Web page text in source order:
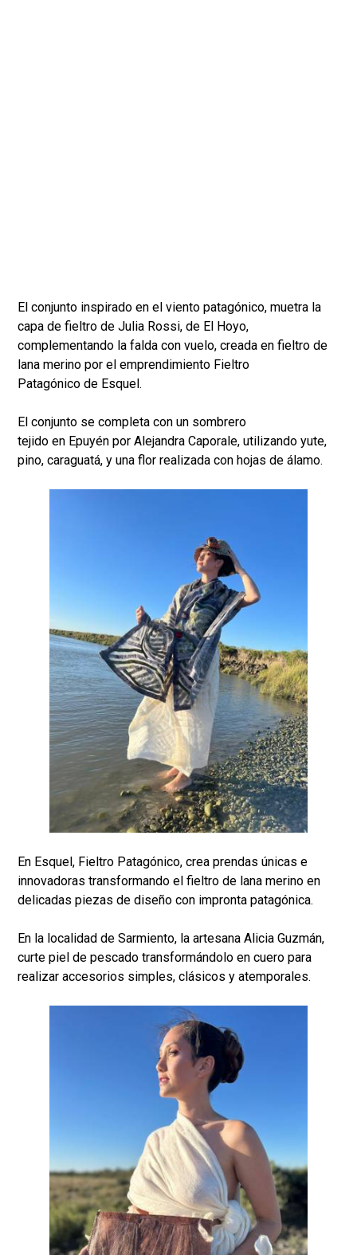
El conjunto inspirado en el viento patagónico, muetra la
capa de fieltro de Julia Rossi, de El Hoyo,
complementando la falda con vuelo, creada en fieltro de
lana merino por el emprendimiento Fieltro
Patagónico de Esquel.
El conjunto se completa con un sombrero
tejido en Epuyén por Alejandra Caporale, utilizando yute,
pino, caraguatá, y una flor realizada con hojas de álamo.
En Esquel, Fieltro Patagónico, crea prendas únicas e
innovadoras transformando el fieltro de lana merino en
delicadas piezas de diseño con impronta patagónica.
En la localidad de Sarmiento, la artesana Alicia Guzmán,
curte piel de pescado transformándolo en cuero para
realizar accesorios simples, clásicos y atemporales.